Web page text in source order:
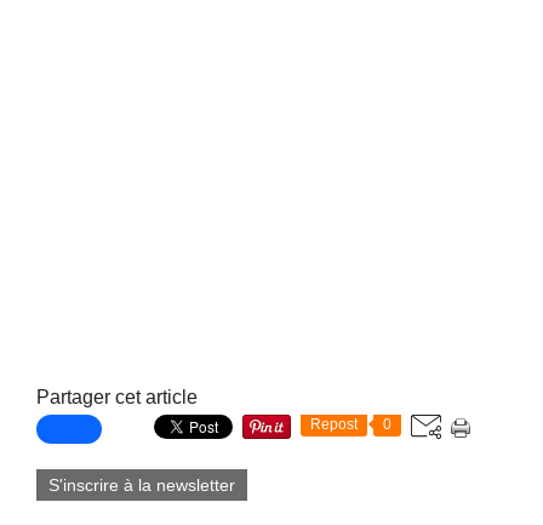
Partager cet article
Repost 0
S'inscrire à la newsletter